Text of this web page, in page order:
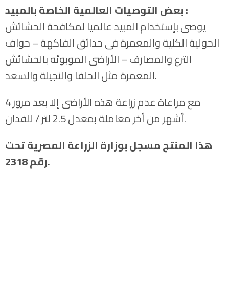
بعض التوصيات العالمية الخاصة بالمبيد:
يوصى بإستخدام المبيد عالميا لمكافحة الحشائش
الحولية الكلية والمعمرة فى حدائق الفاكهة – حواف
الترع والمصارف – الأراضى الموبوئه بالحشائش
المعمرة مثل الحلفا والنجيلة والسعد.
مع مراعاة عدم زراعة هذه الأراضى إلا بعد مرور 4
أشهر من أخر معاملة بمعدل 2.5 لتر / للفدان.
هذا المنتج مسجل بوزارة الزراعة المصرية تحت
رقم 2318.